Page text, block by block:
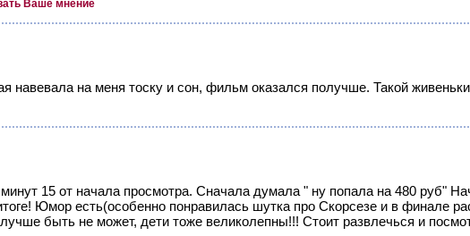
Ваше мнение
навевала на меня тоску и сон, фильм оказался получше. Такой
15 от начала просмотра. Сначала думала " ну попала на 480 руб"
Юмор есть(особенно понравилась шутка про Скорсезе и в финале
быть не может, дети тоже великолепны!!! Стоит развлечься и